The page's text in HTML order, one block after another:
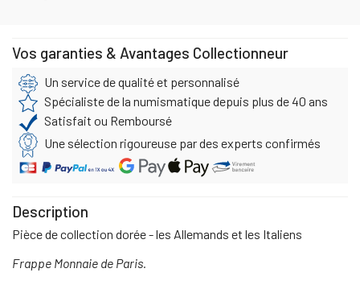
Vos garanties & Avantages Collectionneur
Un service de qualité et personnalisé
Spécialiste de la numismatique depuis plus de 40 ans
Satisfait ou Remboursé
Une sélection rigoureuse par des experts confirmés
Description
Pièce de collection dorée - les Allemands et les Italiens
Frappe Monnaie de Paris.